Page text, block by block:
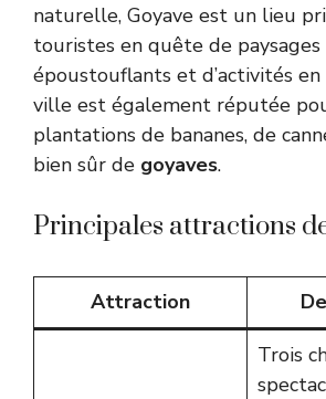
naturelle, Goyave est un lieu
touristes en quête de paysages
époustouflants et d’activités en
ville est également réputée
plantations de bananes, de
bien sûr de goyaves.
Principales attractions
Attraction
Trois